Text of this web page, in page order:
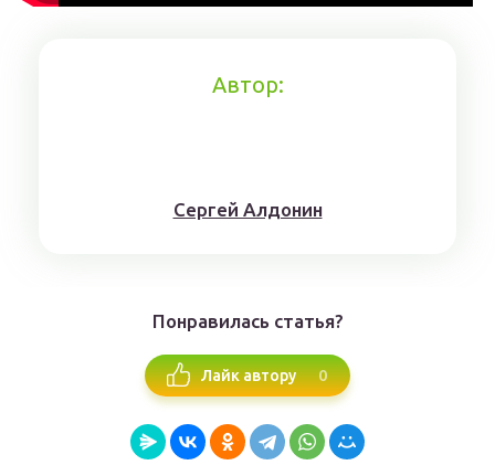
Автор:
Сергей Алдонин
Понравилась статья?
Лайк автору 0